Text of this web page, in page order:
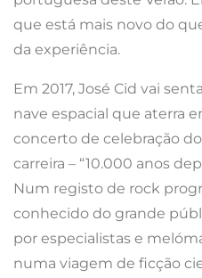
que está mais novo do
da experiência.
Em 2017, José Cid vai
nave espacial que aterra
concerto de celebração
carreira – “10.000 anos
Num registo de rock
conhecido do grande
por especialistas e
numa viagem de ficção